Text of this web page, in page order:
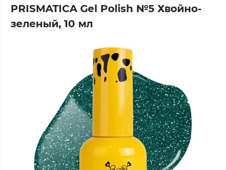
PRISMATICA Gel Polish №5 Хвойно-
зеленый, 10 мл